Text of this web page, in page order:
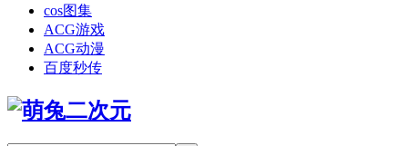
cos图集
ACG游戏
ACG动漫
百度秒传